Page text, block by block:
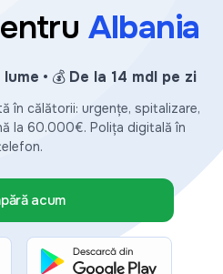
Albania
• 💰 De la 14 mdl pe zi
în călătorii: urgențe, spitalizare,
la 60.000€. Polița digitală în
acum